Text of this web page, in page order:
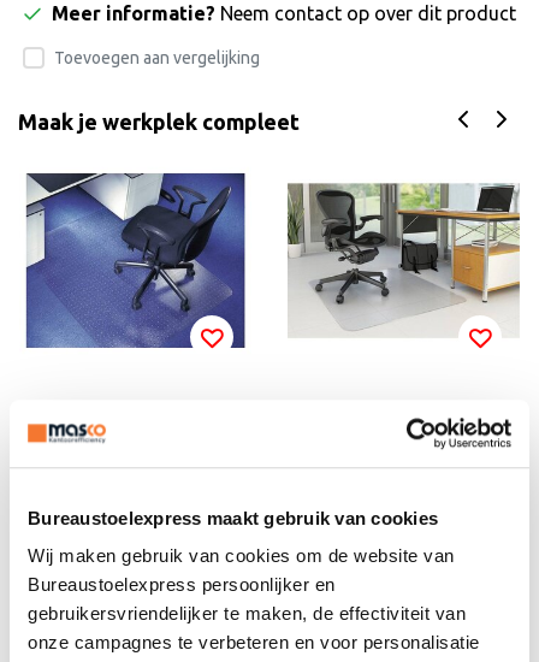
Bureaustoelexpress maakt gebruik van cookies
Wij maken gebruik van cookies om de website van
Bureaustoelexpress persoonlijker en
gebruikersvriendelijker te maken, de effectiviteit van
onze campagnes te verbeteren en voor personalisatie
Meer informatie? Neem contact op over dit product
Toevoegen aan vergelijking
Maak je werkplek compleet
Stoelmat 90x120cm vl
oerbedekking
€51,95 Excl. BTW
Stoelmat 90x120cm h
arde vloer
€46,95